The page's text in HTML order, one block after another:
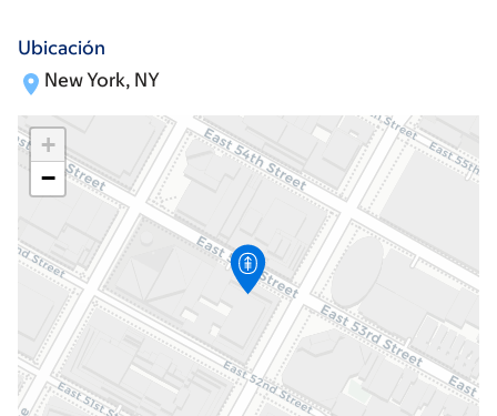
Ubicación
New York, NY
+
−